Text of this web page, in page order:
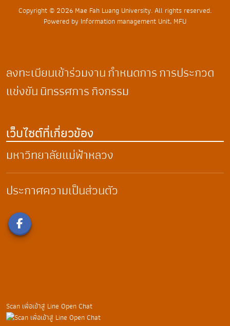
Copyright © 2026 Mae Fah Luang University. All rights reserved.
Powered by Information management Unit, MFU
ลงทะเบียนเข้าร่วมงานกำหนดการการประกวด
แข่งขันนิทรรศการกิจกรรม
เว็บไซต์ที่เกี่ยวข้อง
มหาวิทยาลัยแม่ฟ้าหลวง
ประกาศความเป็นส่วนตัว
Scan เพื่อเข้าสู่ Line Open Chat